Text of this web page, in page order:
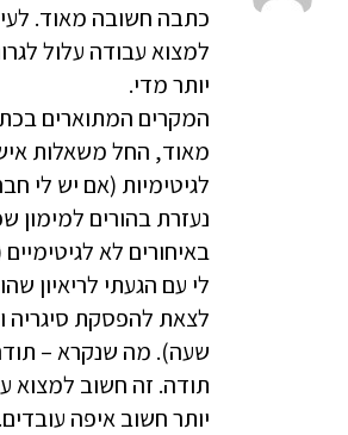
כתבה חשובה מאוד.
למצוא עבודה עלול
יותר מדי.
המקרים המתוארים
מאוד, החל משאלות
לגיטימיות (אם יש לי
נעזרת בהורים למימון
באיחורים לא
לי עם הגעתי לריאיון
לצאת להפסקת סיגריה
שעה). מה שנקרא –
תודה. זה חשוב למצוא
יותר חשוב איפה עובדים.